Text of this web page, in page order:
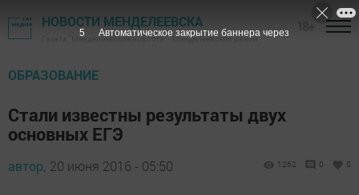
НОВОСТИ МЕНДЕЛЕЕВСКА
Газета "Менделеевские новости" - Менделеевский район
ОБРАЗОВАНИЕ
Стали известны результаты двух
основных ЕГЭ
автор, 20 июня 2016 - 05:50 1262 0 0
5 Автоматическое закрытие баннера через